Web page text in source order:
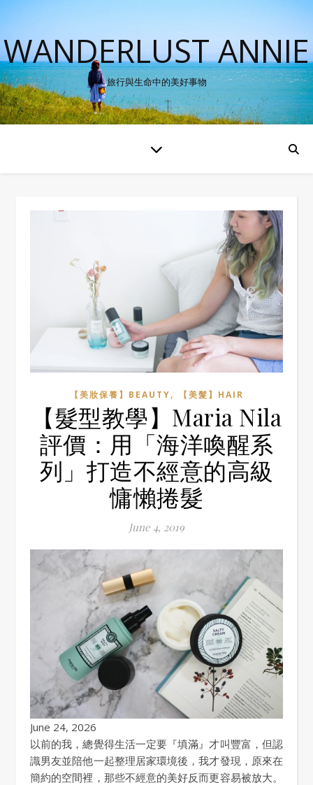
WANDERLUST ANNIE
旅行與生命中的美好事物
【美妝保養】BEAUTY, 【美髮】HAIR
【髮型教學】Maria Nila
評價：用「海洋喚醒系
列」打造不經意的高級
慵懶捲髮
June 4, 2019
June 24, 2026
以前的我，總覺得生活一定要『填滿』才叫豐富，但認
識男友並陪他一起整理居家環境後，我才發現，原來在
簡約的空間裡，那些不經意的美好反而更容易被放大。